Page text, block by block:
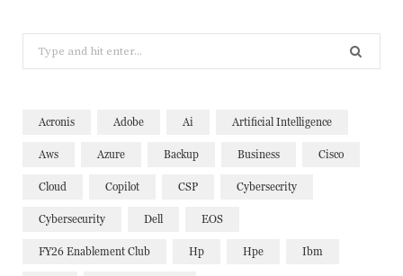
for:
Acronis Adobe Ai Artificial Intelligence
Aws Azure Backup Business Cisco
Cloud Copilot CSP Cybersecrity
Cybersecurity Dell EOS
FY26 Enablement Club Hp Hpe Ibm